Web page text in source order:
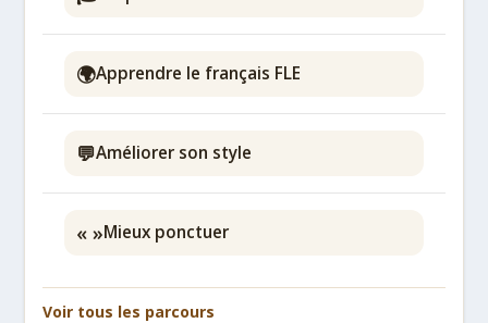
🌍Apprendre le français FLE
💬Améliorer son style
« »Mieux ponctuer
Voir tous les parcours